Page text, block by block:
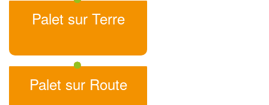
Palet sur Terre
Palet sur Route